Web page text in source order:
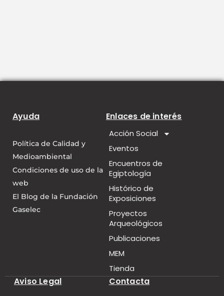
Ayuda
Política de Calidad y
Medioambiental
Condiciones de uso de la
web
El Blog de la Fundación
Gaselec
Enlaces de interés
Acción Social
Eventos
Encuentros de
Egiptología
Histórico de
Exposiciones
Proyectos
Arqueológicos
Publicaciones
MEM
Tienda
Aviso Legal Contacta